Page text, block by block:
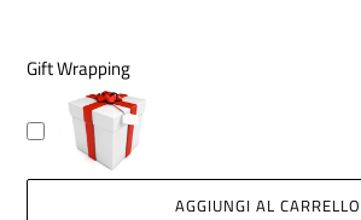
Gift Wrapping
AGGIUNGI AL CARRELLO